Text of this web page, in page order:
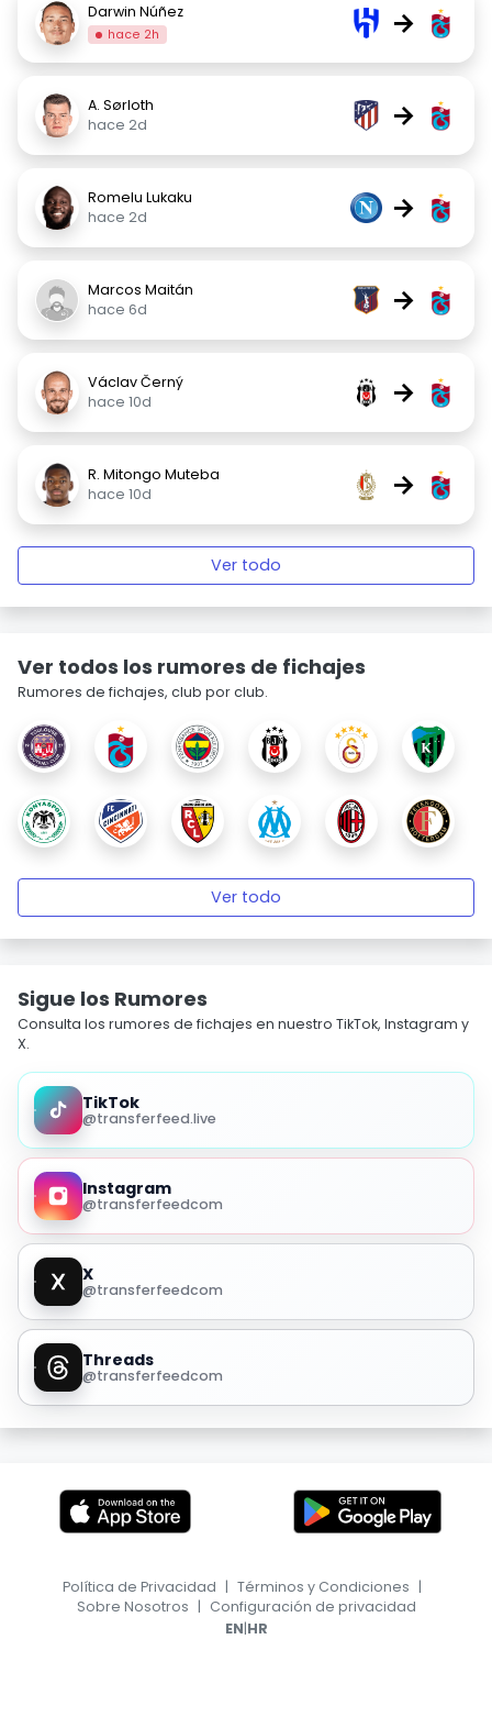
Darwin Núñez
hace 2h →
A. Sørloth
hace 2d
→
Romelu Lukaku
hace 2d
→
Marcos Maitán
hace 6d
→
Václav Černý
hace 10d
→
R. Mitongo Muteba
hace 10d
→
Ver todo
Ver todos los rumores de fichajes
Rumores de fichajes, club por club.
Ver todo
Sigue los Rumores
Consulta los rumores de fichajes en nuestro TikTok, Instagram y
X.
TikTok
@transferfeed.live
Instagram
@transferfeedcom
X
@transferfeedcom
Threads
@transferfeedcom
Política de Privacidad | Términos y Condiciones |
Sobre Nosotros | Configuración de privacidad
EN|HR